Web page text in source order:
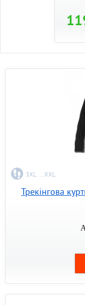
3XL ... XXL
Трекінгова